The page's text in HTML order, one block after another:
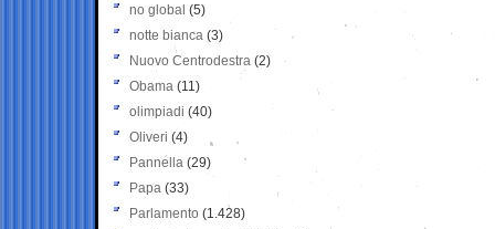
no global (5)
notte bianca (3)
Nuovo Centrodestra (2)
Obama (11)
olimpiadi (40)
Oliveri (4)
Pannella (29)
Papa (33)
Parlamento (1.428)